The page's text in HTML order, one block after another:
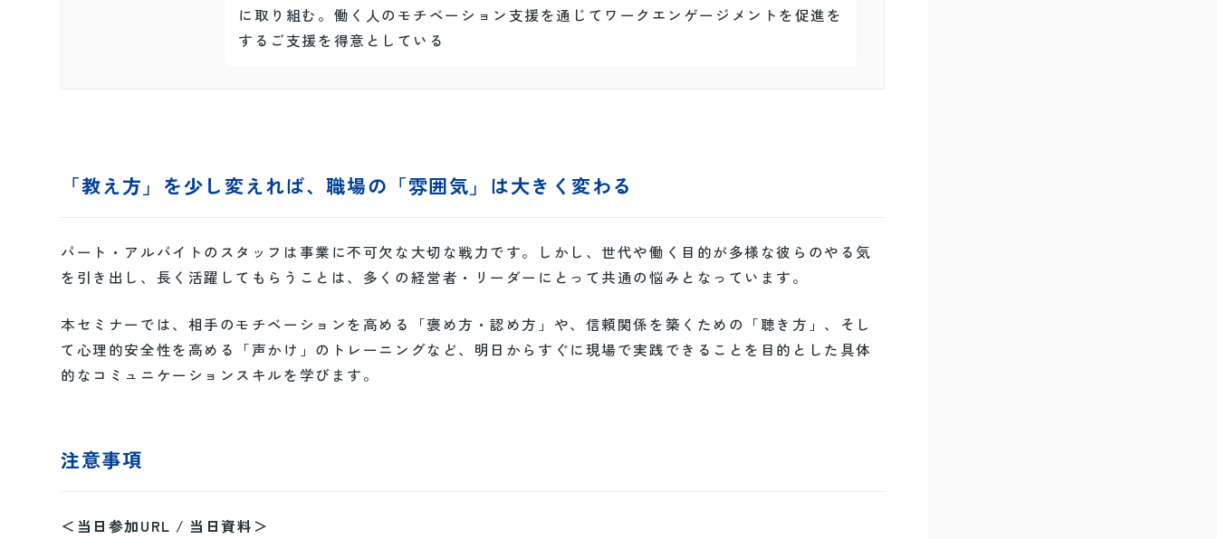
に取り組む。働く人のモチベーション支援を通じてワークエンゲージメントを促進を
するご支援を得意としている
「教え方」を少し変えれば、職場の「雰囲気」は大きく変わる
パート・アルバイトのスタッフは事業に不可欠な大切な戦力です。しかし、世代や働く目的が多様な彼らのやる気
を引き出し、長く活躍してもらうことは、多くの経営者・リーダーにとって共通の悩みとなっています。
本セミナーでは、相手のモチベーションを高める「褒め方・認め方」や、信頼関係を築くための「聴き方」、そし
て心理的安全性を高める「声かけ」のトレーニングなど、明日からすぐに現場で実践できることを目的とした具体
的なコミュニケーションスキルを学びます。
注意事項
＜当日参加URL / 当日資料＞